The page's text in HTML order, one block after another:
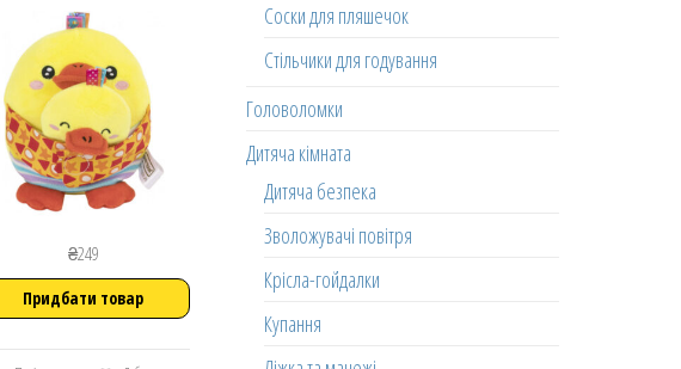
₴249
Придбати товар
Соски для пляшечок
Стільчики для годування
Головоломки
Дитяча кімната
Дитяча безпека
Зволожувачі повітря
Крісла-гойдалки
Купання